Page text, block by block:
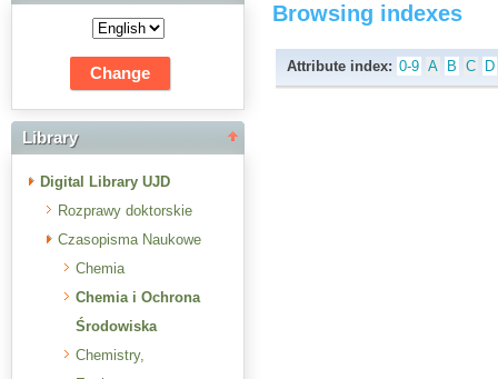
Library
Digital Library UJD
Rozprawy doktorskie
Czasopisma Naukowe
Chemia
Chemia i Ochrona
Środowiska
Chemistry,
Browsing indexes
Attribute index: 0-9 A B C D